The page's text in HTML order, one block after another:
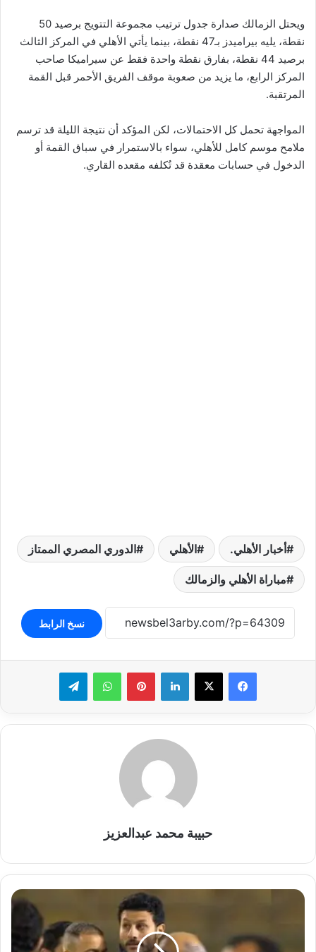
ويحتل الزمالك صدارة جدول ترتيب مجموعة التتويج برصيد 50
نقطة، يليه بيراميدز بـ47 نقطة، بينما يأتي الأهلي في المركز الثالث
برصيد 44 نقطة، بفارق نقطة واحدة فقط عن سيراميكا صاحب
المركز الرابع، ما يزيد من صعوبة موقف الفريق الأحمر قبل القمة
المرتقبة.
المواجهة تحمل كل الاحتمالات، لكن المؤكد أن نتيجة الليلة قد ترسم
ملامح موسم كامل للأهلي، سواء بالاستمرار في سباق القمة أو
الدخول في حسابات معقدة قد تُكلفه مقعده القاري.
أخبار الأهلي. الأهلي الدوري المصري الممتاز
مباراة الأهلي والزمالك
نسخ الرابط
لينكدإن بينتيريستواتساب تيلقرام
حبيبة محمد عبدالعزيز
وفاة
الشناوي